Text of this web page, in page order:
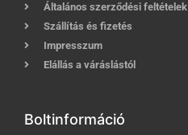
Általános szerződési feltételek
Szállítás és fizetés
Impresszum
Elállás a váráslástól
Boltinformáció